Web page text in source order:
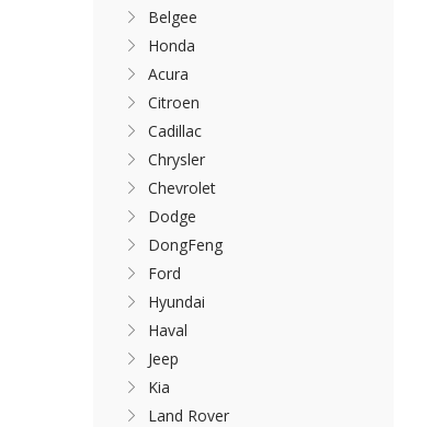
Belgee
Honda
Acura
Citroen
Cadillac
Chrysler
Chevrolet
Dodge
DongFeng
Ford
Hyundai
Haval
Jeep
Kia
Land Rover